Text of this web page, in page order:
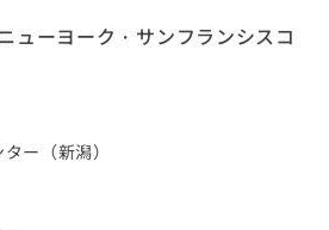
ューヨーク・サンフランシスコ
ー（新潟）